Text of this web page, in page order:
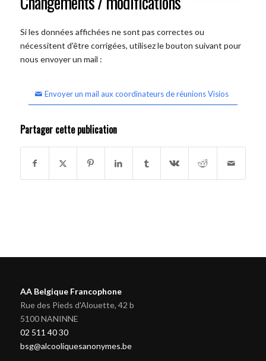
Si les données affichées ne sont pas correctes ou
nécessitent d'être corrigées, utilisez le bouton suivant pour
nous envoyer un mail :
Envoyer un mail aux coordinateurs de réunions Visios
Partager cette publication
AA Belgique Francophone
Rue des Pieds d'Alouette, 42 b
5100 NANINNE
02 511 40 30
bsg@alcooliquesanonymes.be